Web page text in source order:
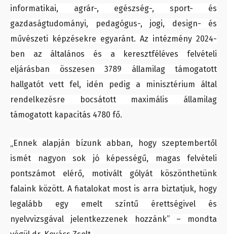
informatikai, agrár-, egészség-, sport- és
gazdaságtudományi, pedagógus-, jogi, design- és
művészeti képzésekre egyaránt. Az intézmény 2024-
ben az általános és a keresztféléves felvételi
eljárásban összesen 3789 államilag támogatott
hallgatót vett fel, idén pedig a minisztérium által
rendelkezésre bocsátott maximális államilag
támogatott kapacitás 4780 fő.
„Ennek alapján bízunk abban, hogy szeptembertől
ismét nagyon sok jó képességű, magas felvételi
pontszámot elérő, motivált gólyát köszönthetünk
falaink között. A fiatalokat most is arra biztatjuk, hogy
legalább egy emelt színtű érettségivel és
nyelvvizsgával jelentkezzenek hozzánk” – mondta